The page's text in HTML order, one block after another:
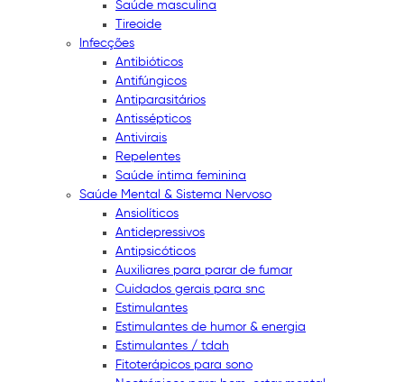
Saúde masculina
Tireoide
Infecções
Antibióticos
Antifúngicos
Antiparasitários
Antissépticos
Antivirais
Repelentes
Saúde íntima feminina
Saúde Mental & Sistema Nervoso
Ansiolíticos
Antidepressivos
Antipsicóticos
Auxiliares para parar de fumar
Cuidados gerais para snc
Estimulantes
Estimulantes de humor & energia
Estimulantes / tdah
Fitoterápicos para sono